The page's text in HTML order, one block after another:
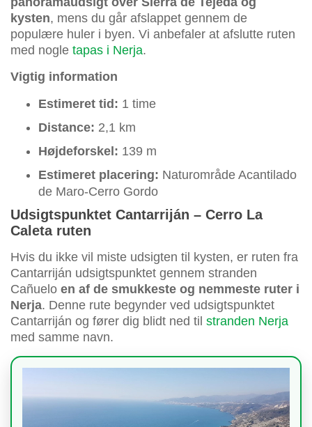
kysten, mens du går afslappet gennem de
populære huler i byen. Vi anbefaler at afslutte ruten
med nogle tapas i Nerja.
Vigtig information
Estimeret tid: 1 time
Distance: 2,1 km
Højdeforskel: 139 m
Estimeret placering: Naturområde Acantilado
de Maro-Cerro Gordo
Udsigtspunktet Cantarriján – Cerro La
Caleta ruten
Hvis du ikke vil miste udsigten til kysten, er ruten fra
Cantarriján udsigtspunktet gennem stranden
Cañuelo en af de smukkeste og nemmeste ruter i
Nerja. Denne rute begynder ved udsigtspunktet
Cantarriján og fører dig blidt ned til stranden Nerja
med samme navn.